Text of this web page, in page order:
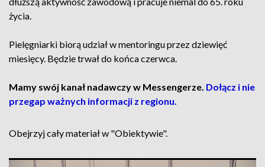
życia.
Pielęgniarki biorą udział w mentoringu przez dziewięć
miesięcy. Będzie trwał do końca czerwca.
Mamy swój kanał nadawczy w Messengerze. Dołącz i nie
przegap ważnych informacji z regionu.
Obejrzyj cały materiał w "Obiektywie".